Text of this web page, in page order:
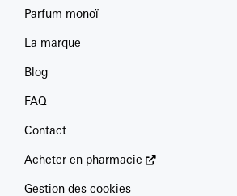
Parfum monoï
La marque
Blog
FAQ
Contact
Acheter en pharmacie
Gestion des cookies